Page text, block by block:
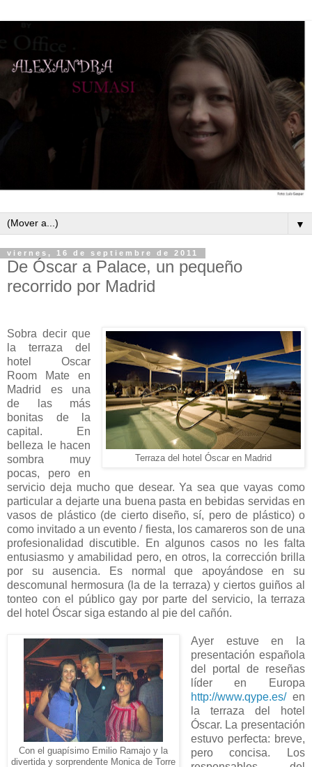
▼
viernes, 16 de septiembre de 2011
De Óscar a Palace, un pequeño
recorrido por Madrid
Terraza del hotel Óscar en Madrid
Sobra decir que
la terraza del
hotel Oscar
Room Mate en
Madrid es una
de las más
bonitas de la
capital. En
belleza le hacen
sombra muy
pocas, pero en
servicio deja mucho que desear. Ya sea que vayas como
particular a dejarte una buena pasta en bebidas servidas en
vasos de plástico (de cierto diseño, sí, pero de plástico) o
como invitado a un evento / fiesta, los camareros son de una
profesionalidad discutible. En algunos casos no les falta
entusiasmo y amabilidad pero, en otros, la corrección brilla
por su ausencia. Es normal que apoyándose en su
descomunal hermosura (la de la terraza) y ciertos guiños al
tonteo con el público gay por parte del servicio, la terraza
del hotel Óscar siga estando al pie del cañón.
Con el guapísimo Emilio Ramajo y la
divertida y sorprendente Monica de Torre
Ayer estuve en la
presentación española
del portal de reseñas
líder en Europa
http://www.qype.es/en
la terraza del hotel
Óscar. La presentación
estuvo perfecta: breve,
pero concisa. Los